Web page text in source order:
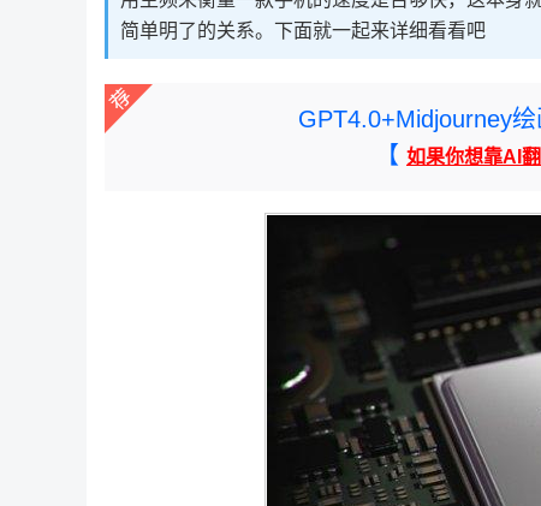
简单明了的关系。下面就一起来详细看看吧
GPT4.0+Midjourney
【 如果你想靠AI